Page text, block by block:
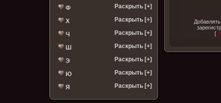
Ф Раскрыть [+]
Х Раскрыть [+]
Ч Раскрыть [+]
Ш Раскрыть [+]
Э Раскрыть [+]
Ю Раскрыть [+]
Я Раскрыть [+]
[